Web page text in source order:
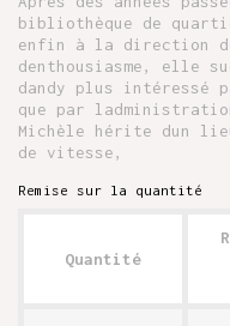
bibliothèque de
enfin à la direction
denthousiasme, elle
dandy plus intéressé
que par
Michèle hérite dun
de vitesse,
Remise sur la quantité
Quantité